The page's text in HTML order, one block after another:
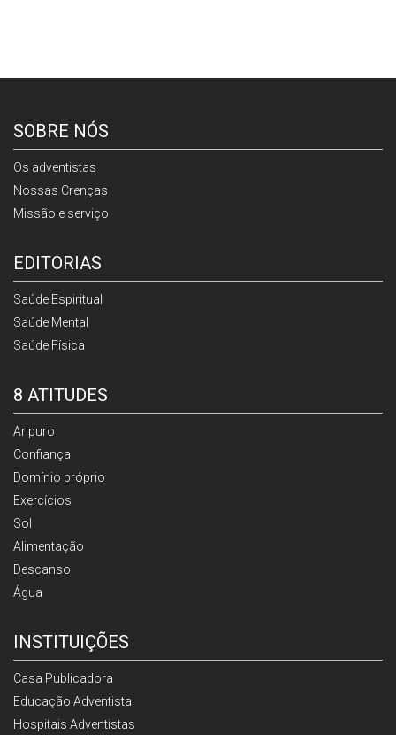
SOBRE NÓS
Os adventistas
Nossas Crenças
Missão e serviço
EDITORIAS
Saúde Espiritual
Saúde Mental
Saúde Física
8 ATITUDES
Ar puro
Confiança
Domínio próprio
Exercícios
Sol
Alimentação
Descanso
Água
INSTITUIÇÕES
Casa Publicadora
Educação Adventista
Hospitais Adventistas